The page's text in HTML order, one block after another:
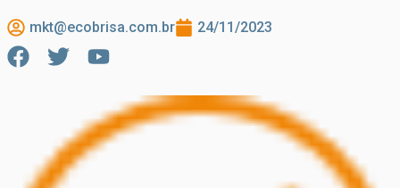
mkt@ecobrisa.com.br 24/11/2023